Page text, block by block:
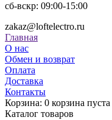
сб-вскр: 09:00-15:00
zakaz@loftelectro.ru
Главная
О нас
Обмен и возврат
Оплата
Доставка
Контакты
Корзина: 0 корзина пуста
Каталог товаров